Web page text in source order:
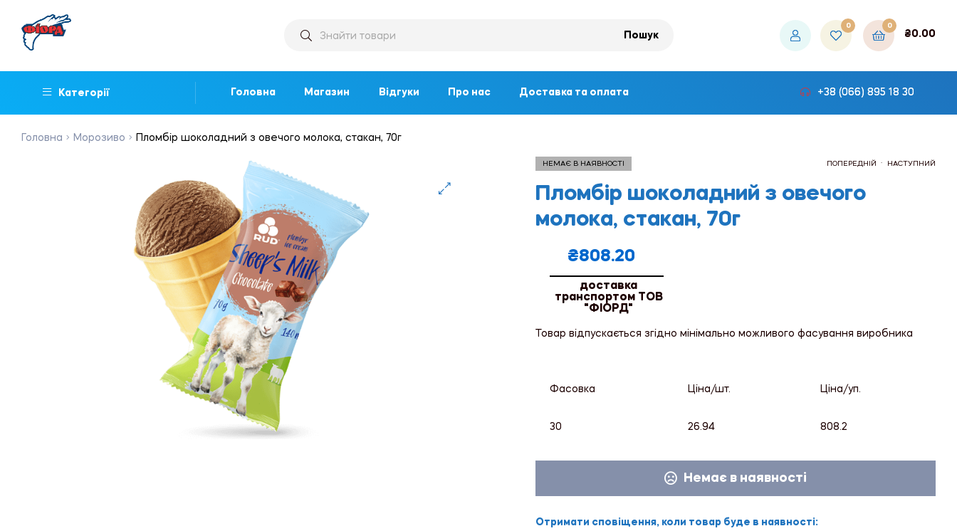
Пошук
0 0
₴0.00
Категорії Головна Магазин Відгуки Про нас Доставка та оплата +38 (066) 895 18 30
Головна Морозиво Пломбір шоколадний з овечого молока, стакан, 70г
ПОПЕРЕДНІЙ НАСТУПНИЙ
НЕМАЄ В НАЯВНОСТІ
Пломбір шоколадний з овечого
молока, стакан, 70г
₴808.20
доставка
транспортом ТОВ
"ФІОРД"
Товар відпускається згідно мінімально можливого фасування виробника
Фасовка Ціна/шт. Ціна/уп.
30 26.94 808.2
Немає в наявності
Отримати сповіщення, коли товар буде в наявності: